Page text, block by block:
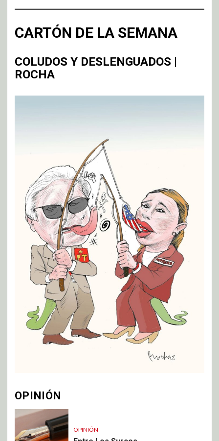
CARTÓN DE LA SEMANA
COLUDOS Y DESLENGUADOS |
ROCHA
OPINIÓN
OPINIÓN